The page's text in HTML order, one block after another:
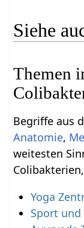
Siehe
Themen
Begriffe aus
Anatomie,
weitesten
Yoga
Sport und